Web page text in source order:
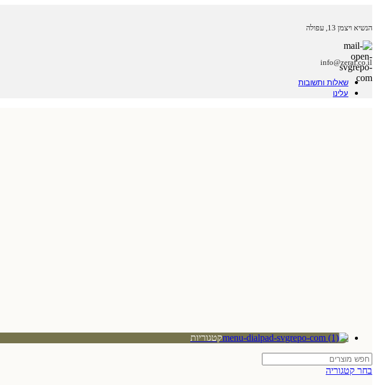
הנשיא ויצמן 13, עפולה
info@zeraf.co.il
שאלות ותשובות
עלינו
קטגוריות
בחר קטגוריה